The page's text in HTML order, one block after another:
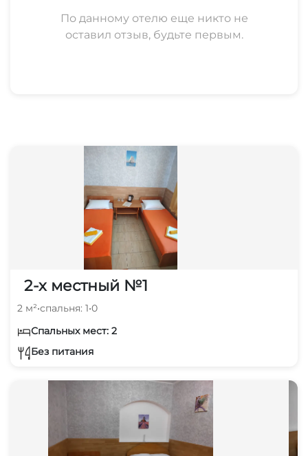
По данному отелю еще никто не
оставил отзыв, будьте первым.
2-х местный №1
2 м²•спальня: 1•0
Спальных мест: 2
Без питания